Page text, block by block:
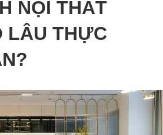
NỘI THẤT
LÂU THỰC